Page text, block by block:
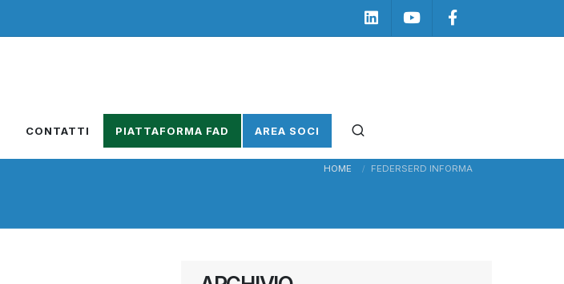
Linkedin Youtube
CONTATTI PIATTAFORMA FAD AREA SOCI
HOME FEDERSERD INFORMA